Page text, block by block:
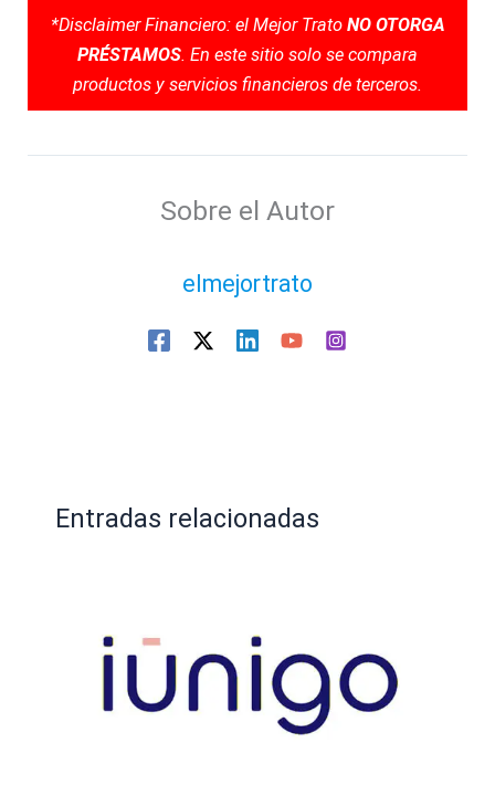
*Disclaimer Financiero: el Mejor Trato NO OTORGA
PRÉSTAMOS. En este sitio solo se compara
productos y servicios financieros de terceros.
Sobre el Autor
elmejortrato
Entradas relacionadas